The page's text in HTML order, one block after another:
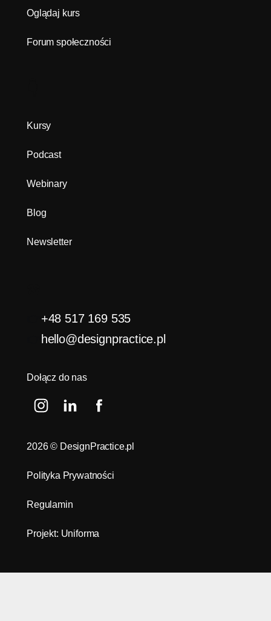
Oglądaj kurs
Forum społeczności
Kursy
Podcast
Webinary
Blog
Newsletter
+48 517 169 535
hello@designpractice.pl
Dołącz do nas
2026© DesignPractice.pl
Polityka Prywatności
Regulamin
Projekt: Uniforma